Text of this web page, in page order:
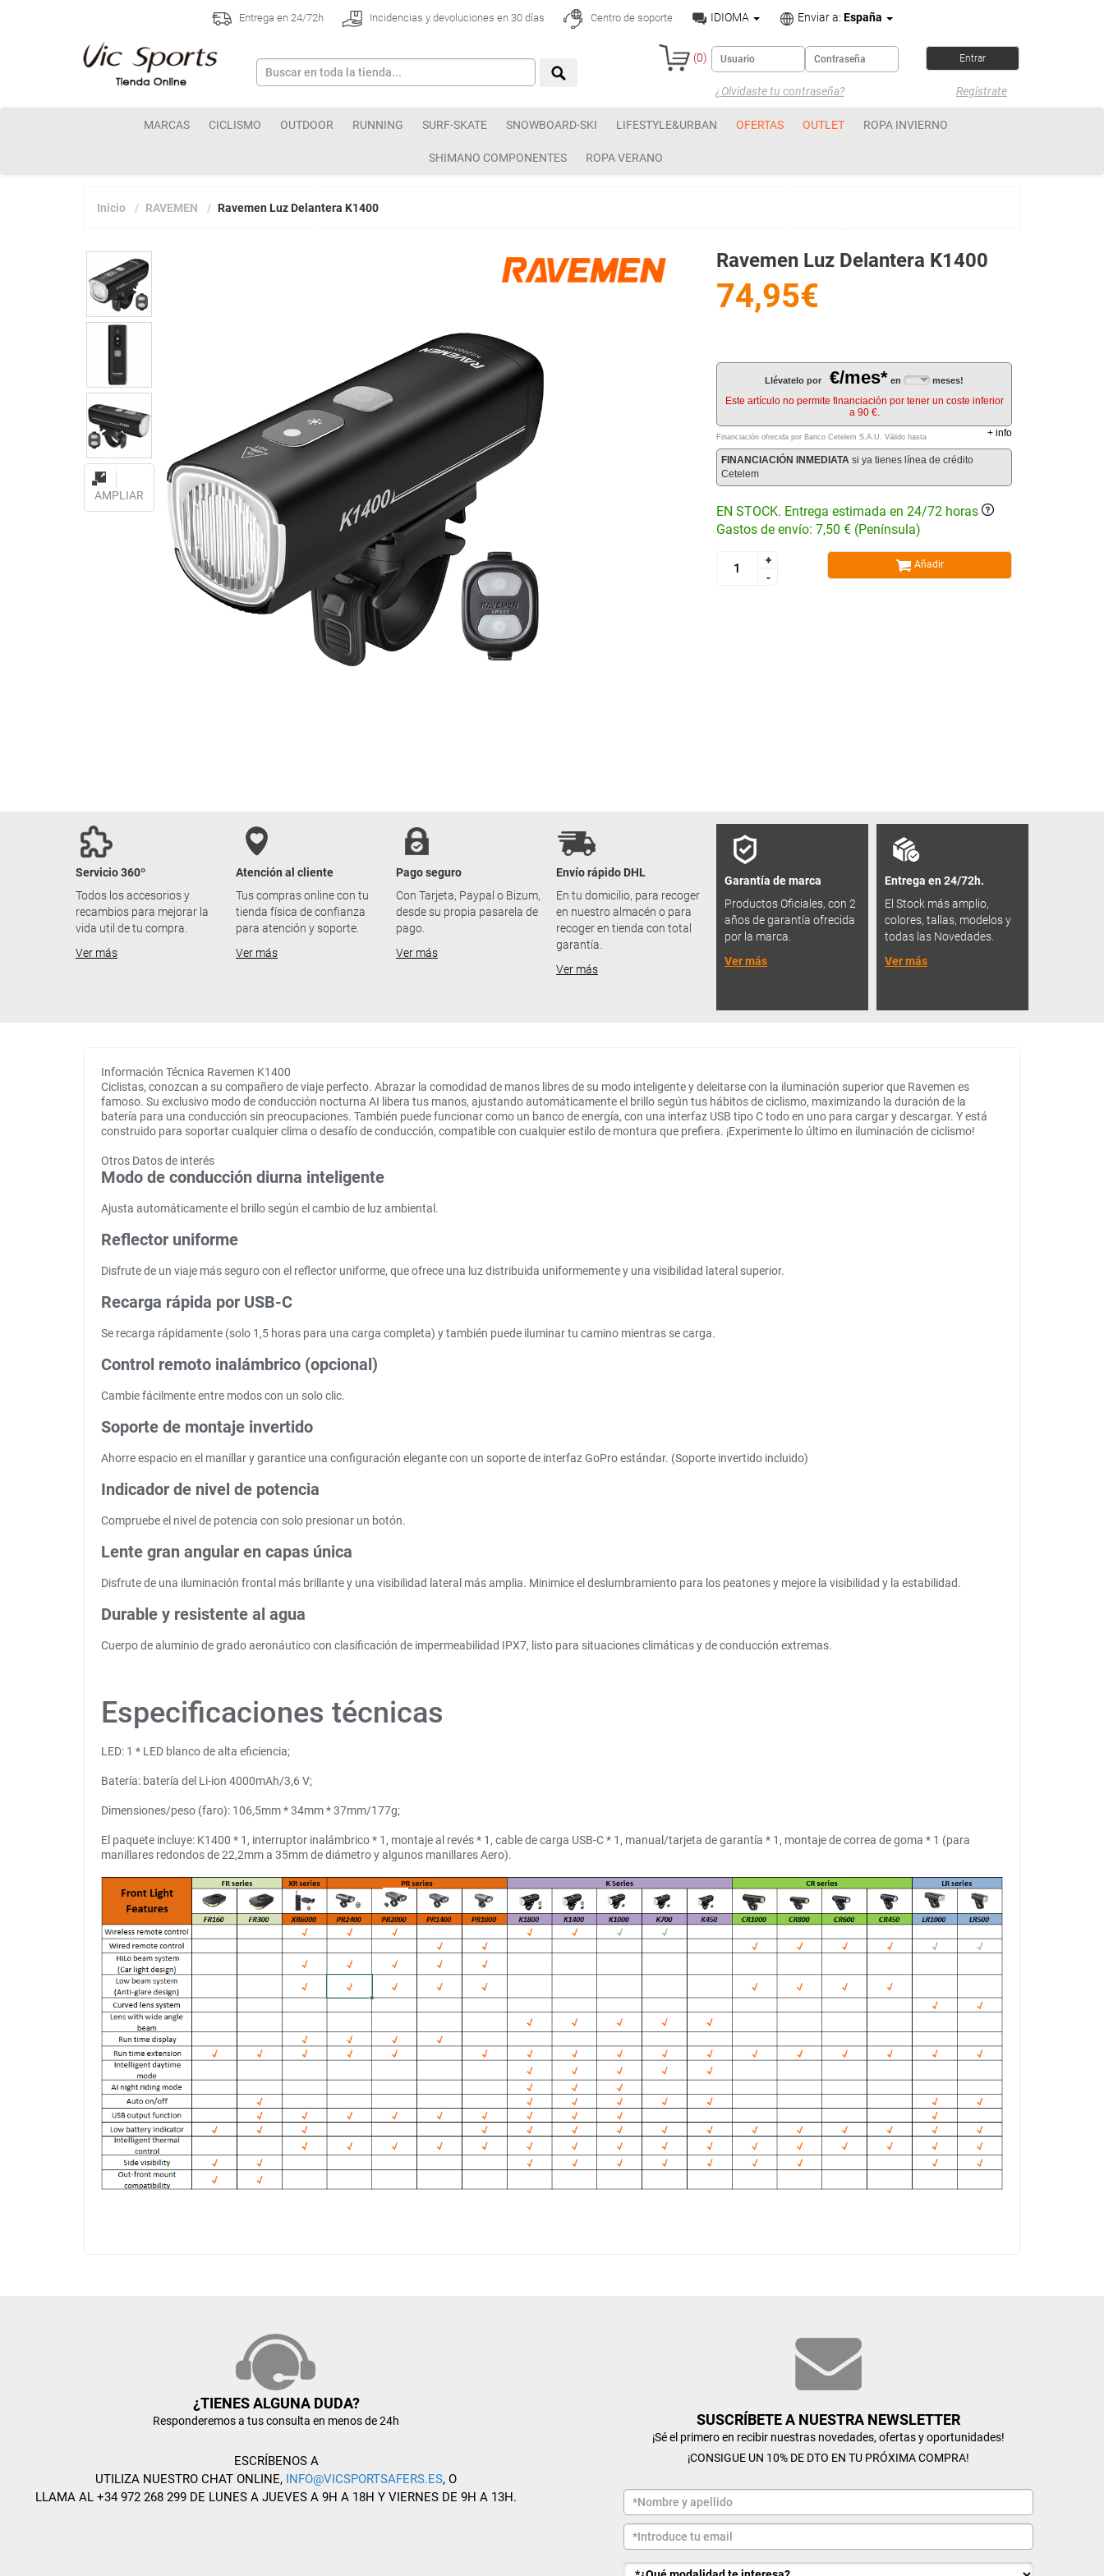
Entrega en 24/72h Incidencias y devoluciones en 30 días Centro de soporte IDIOMA Enviar a: España
(0)
¿Olvidaste tu contraseña? Regístrate
MARCAS CICLISMO OUTDOOR RUNNING SURF-SKATE SNOWBOARD-SKI LIFESTYLE&URBAN OFERTAS OUTLET ROPA INVIERNO
SHIMANO COMPONENTES ROPA VERANO
Inicio RAVEMEN Ravemen Luz Delantera K1400
AMPLIAR
Ravemen Luz Delantera K1400
74,95€
Llévatelo por €/mes* en meses!
Este artículo no permite financiación por tener un coste inferior
a 90 €.
Financiación ofrecida por Banco Cetelem S.A.U. Válido hasta + info
FINANCIACIÓN INMEDIATA si ya tienes línea de crédito
Cetelem
EN STOCK. Entrega estimada en 24/72 horas
Gastos de envío: 7,50 € (Península)
+
-
+
-
Añadir
Servicio 360º
Todos los accesorios y
recambios para mejorar la
vida util de tu compra.
Ver más
Atención al cliente
Tus compras online con tu
tienda física de confianza
para atención y soporte.
Ver más
Pago seguro
Con Tarjeta, Paypal o Bizum,
desde su propia pasarela de
pago.
Ver más
Envío rápido DHL
En tu domicilio, para recoger
en nuestro almacén o para
recoger en tienda con total
garantía.
Ver más
Garantía de marca
Productos Oficiales, con 2
años de garantía ofrecida
por la marca.
Ver más
Entrega en 24/72h.
El Stock más amplio,
colores, tallas, modelos y
todas las Novedades.
Ver más
Información Técnica Ravemen K1400
Ciclistas, conozcan a su compañero de viaje perfecto. Abrazar la comodidad de manos libres de su modo inteligente y deleitarse con la iluminación superior que Ravemen es
famoso. Su exclusivo modo de conducción nocturna AI libera tus manos, ajustando automáticamente el brillo según tus hábitos de ciclismo, maximizando la duración de la
batería para una conducción sin preocupaciones. También puede funcionar como un banco de energía, con una interfaz USB tipo C todo en uno para cargar y descargar. Y está
construido para soportar cualquier clima o desafío de conducción, compatible con cualquier estilo de montura que prefiera. ¡Experimente lo último en iluminación de ciclismo!
Otros Datos de interés
Modo de conducción diurna inteligente
Ajusta automáticamente el brillo según el cambio de luz ambiental.
Reflector uniforme
Disfrute de un viaje más seguro con el reflector uniforme, que ofrece una luz distribuida uniformemente y una visibilidad lateral superior.
Recarga rápida por USB-C
Se recarga rápidamente (solo 1,5 horas para una carga completa) y también puede iluminar tu camino mientras se carga.
Control remoto inalámbrico (opcional)
Cambie fácilmente entre modos con un solo clic.
Soporte de montaje invertido
Ahorre espacio en el manillar y garantice una configuración elegante con un soporte de interfaz GoPro estándar. (Soporte invertido incluido)
Indicador de nivel de potencia
Compruebe el nivel de potencia con solo presionar un botón.
Lente gran angular en capas única
Disfrute de una iluminación frontal más brillante y una visibilidad lateral más amplia. Minimice el deslumbramiento para los peatones y mejore la visibilidad y la estabilidad.
Durable y resistente al agua
Cuerpo de aluminio de grado aeronáutico con clasificación de impermeabilidad IPX7, listo para situaciones climáticas y de conducción extremas.
Especificaciones técnicas
LED: 1 * LED blanco de alta eficiencia;
Batería: batería del Li-ion 4000mAh/3,6 V;
Dimensiones/peso (faro): 106,5mm * 34mm * 37mm/177g;
El paquete incluye: K1400 * 1, interruptor inalámbrico * 1, montaje al revés * 1, cable de carga USB-C * 1, manual/tarjeta de garantía * 1, montaje de correa de goma * 1 (para
manillares redondos de 22,2mm a 35mm de diámetro y algunos manillares Aero).
¿TIENES ALGUNA DUDA?
Responderemos a tus consulta en menos de 24h
ESCRÍBENOS A
UTILIZA NUESTRO CHAT ONLINE, INFO@VICSPORTSAFERS.ES, O
LLAMA AL +34 972 268 299 DE LUNES A JUEVES A 9H A 18H Y VIERNES DE 9H A 13H.
SUSCRÍBETE A NUESTRA NEWSLETTER
¡Sé el primero en recibir nuestras novedades, ofertas y oportunidades!
¡CONSIGUE UN 10% DE DTO EN TU PRÓXIMA COMPRA!